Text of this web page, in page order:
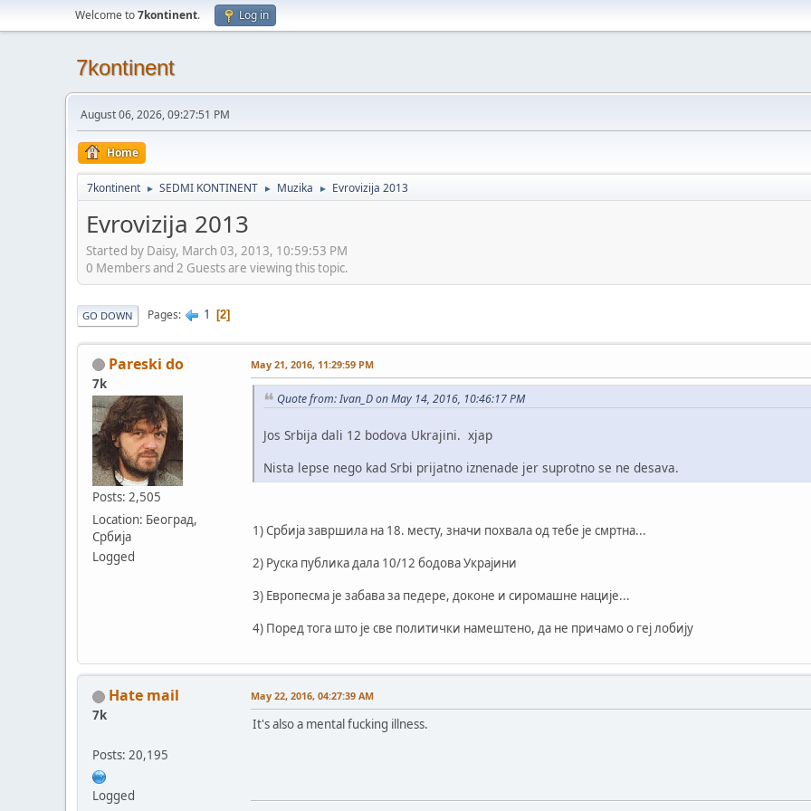
Welcome to7kontinent. Log in
7kontinent
August 06, 2026, 09:27:51 PM
Home
7kontinent ► SEDMI KONTINENT ► Muzika ► Evrovizija 2013
Evrovizija 2013
Started by Daisy, March 03, 2013, 10:59:53 PM
0 Members and 2 Guests are viewing this topic.
GO DOWN Pages 1 2
Pareski do
7k
Posts: 2,505
Location: Београд,
Србија
Logged
May 21, 2016, 11:29:59 PM
Quote from: Ivan_D on May 14, 2016, 10:46:17 PM
Jos Srbija dali 12 bodova Ukrajini. xjap
Nista lepse nego kad Srbi prijatno iznenade jer suprotno se ne desava.
1) Србија завршила на 18. месту, значи похвала од тебе је смртна...
2) Руска публика дала 10/12 бодова Украјини
3) Европесма је забава за педере, доконе и сиромашне нације...
4) Поред тога што је све политички намештено, да не причамо о геј лобију
Hate mail
7k
Posts: 20,195
Logged
May 22, 2016, 04:27:39 AM
It's also a mental fucking illness.